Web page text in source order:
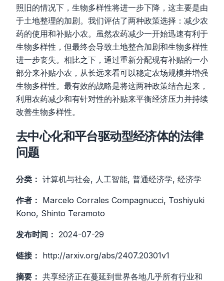
照旧的情况下，生物多样性将进一步下降，这主要是由
于土地整理的加剧。我们评估了两种政策选择：减少农
药的使用和补贴小农。虽然农药减少一开始迅速有利于
生物多样性，但最终会导致土地整合加剧和生物多样性
进一步丧失。相比之下，通过重新分配现有补贴的一小
部分来补贴小农，从长远来看可以稳定农场规模并增强
生物多样性。最有效的战略是将这两种政策结合起来，
利用农药减少和有针对性的补贴来平衡经济压力并持续
改善生物多样性。
去中心化和平台驱动型经济体的法律
问题
分类： 计算机与社会, 人工智能, 普通经济学, 经济学
作者： Marcelo Corrales Compagnucci, Toshiyuki
Kono, Shinto Teramoto
发布时间： 2024-07-29
链接： http://arxiv.org/abs/2407.20301v1
摘要： 共享经济正在蔓延到世界各地几乎所有行业和